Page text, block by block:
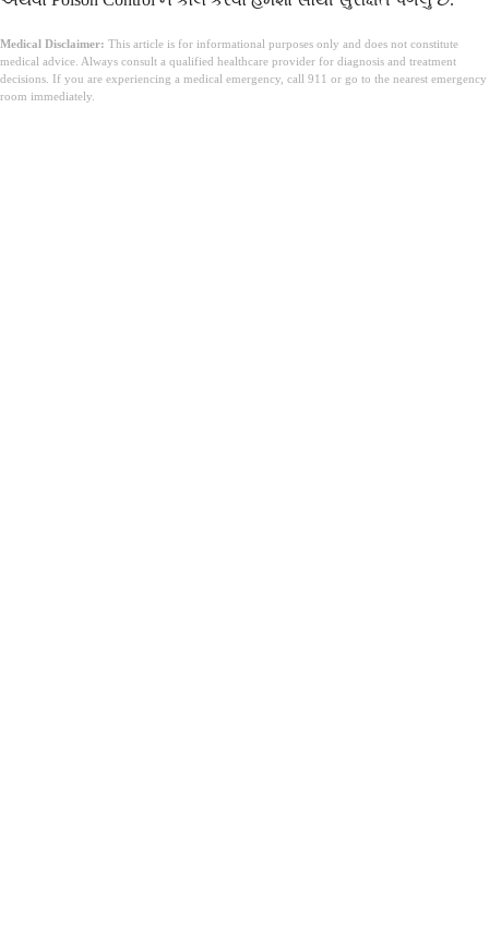
Medical Disclaimer: This article is for informational purposes only and does not constitute
medical advice. Always consult a qualified healthcare provider for diagnosis and treatment
decisions. If you are experiencing a medical emergency, call 911 or go to the nearest emergency
room immediately.